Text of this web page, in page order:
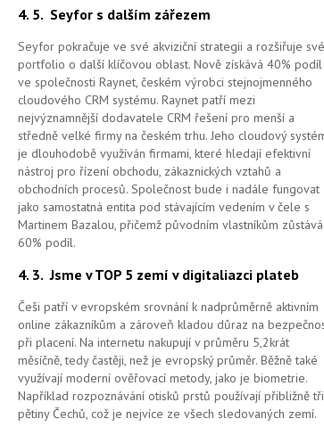
4. 5. Seyfor s dalším zářezem
Seyfor pokračuje ve své akviziční strategii a rozšiřuje své
portfolio o další klíčovou oblast. Nově získává 40% podíl
ve společnosti Raynet, českém výrobci stejnojmenného
cloudového CRM systému. Raynet patří mezi
nejvýznamnější dodavatele CRM řešení pro menší a
středně velké firmy na českém trhu. Jeho cloudový
je dlouhodobě využíván firmami, které hledají efektivní
nástroj pro řízení obchodu, zákaznických vztahů a
obchodních procesů. Společnost bude i nadále fungovat
jako samostatná entita pod stávajícím vedením v čele s
Martinem Bazalou, přičemž původním vlastníkům zůstává
60% podíl.
4. 3.Jsme v TOP 5 zemí v digitaliazci plateb
Češi patří v evropském srovnání k nadprůměrně aktivním
online zákazníkům a zároveň kladou důraz na
při placení. Na internetu nakupují v průměru 5,2krát
měsíčně, tedy častěji, než je evropský průměr. Běžně také
využívají moderní ověřovací metody, jako je biometrie.
Například rozpoznávání otisků prstů používají přibližně tři
pětiny Čechů, což je nejvíce ze všech sledovaných zemí.